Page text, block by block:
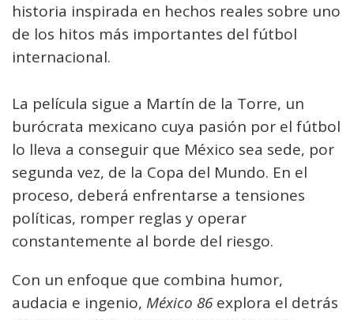
historia inspirada en hechos reales sobre uno
de los hitos más importantes del fútbol
internacional.
La película sigue a Martín de la Torre, un
burócrata mexicano cuya pasión por el fútbol
lo lleva a conseguir que México sea sede, por
segunda vez, de la Copa del Mundo. En el
proceso, deberá enfrentarse a tensiones
políticas, romper reglas y operar
constantemente al borde del riesgo.
Con un enfoque que combina humor,
audacia e ingenio, México 86explora el detrás